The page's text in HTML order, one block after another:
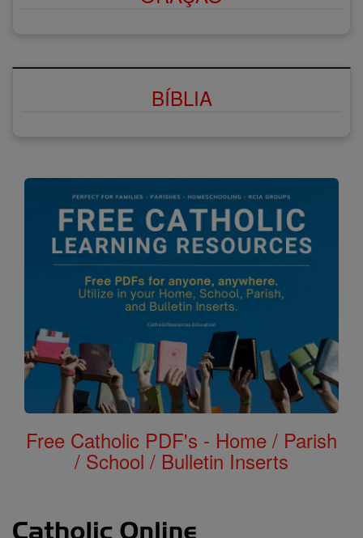
BÍBLIA
Free Catholic PDF's - Home / Parish
/ School / Bulletin Inserts